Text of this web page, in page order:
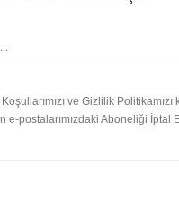
ve Gizlilik Politikamızı
e-postalarımızdaki Aboneliği İptal